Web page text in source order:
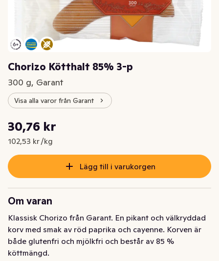
Chorizo Kötthalt 85% 3-p
300 g, Garant
Visa alla varor från Garant
Nuvarande pris är: 30,76 kr
30,76 kr
102,53 kr /kg
Styckpris: 102,53 kr /kg
Lägg till i varukorgen
Om varan
Klassisk Chorizo från Garant. En pikant och välkryddad
korv med smak av röd paprika och cayenne. Korven är
både glutenfri och mjölkfri och består av 85 %
köttmängd.